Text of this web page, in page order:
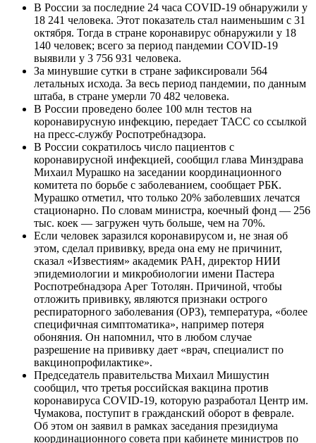
В России за последние 24 часа COVID-19 обнаружили у
18 241 человека. Этот показатель стал наименьшим с 31
октября. Тогда в стране коронавирус обнаружили у 18
140 человек; всего за период пандемии COVID-19
выявили у 3 756 931 человека.
За минувшие сутки в стране зафиксировали 564
летальных исхода. За весь период пандемии, по данным
штаба, в стране умерли 70 482 человека.
В России проведено более 100 млн тестов на
коронавирусную инфекцию, передает ТАСС со ссылкой
на пресс-службу Роспотребнадзора.
В России сократилось число пациентов с
коронавирусной инфекцией, сообщил глава Минздрава
Михаил Мурашко на заседании координационного
комитета по борьбе с заболеванием, сообщает РБК.
Мурашко отметил, что только 20% заболевших лечатся
стационарно. По словам министра, коечный фонд — 256
тыс. коек — загружен чуть больше, чем на 70%.
Если человек заразился коронавирусом и, не зная об
этом, сделал прививку, вреда она ему не причинит,
сказал «Известиям» академик РАН, директор НИИ
эпидемиологии и микробиологии имени Пастера
Роспотребнадзора Арег Тотолян. Причиной, чтобы
отложить прививку, являются признаки острого
респираторного заболевания (ОРЗ), температура, «более
специфичная симптоматика», например потеря
обоняния. Он напомнил, что в любом случае
разрешение на прививку дает «врач, специалист по
вакцинопрофилактике».
Председатель правительства Михаил Мишустин
сообщил, что третья российская вакцина против
коронавируса COVID-19, которую разработал Центр им.
Чумакова, поступит в гражданский оборот в феврале.
Об этом он заявил в рамках заседания президиума
координационного совета при кабинете министров по